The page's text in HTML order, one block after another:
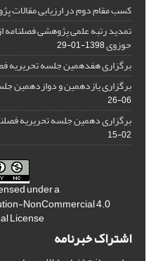
کسب مقام دوم در ارزیابی مقالات
تمدید رتبه علمی پژوهشی
حوزوی1398-01-29
برگزاری هفدهمین جلسه تحریریه
برگزاری یازدهمین و دوازدهمین
06-26
برگزاری دهمین جلسه تحریریه
02-15
under a
NonCommercial 4.0
License
اشتراک خبرنامه